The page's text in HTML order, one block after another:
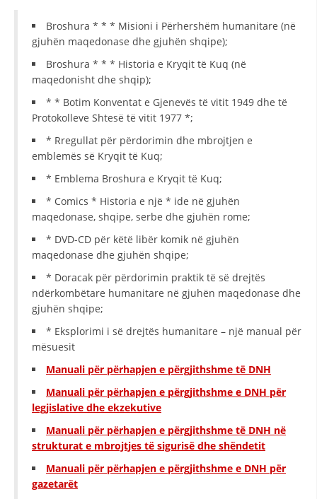
Broshura * * * Misioni i Përhershëm humanitare (në
gjuhën maqedonase dhe gjuhën shqipe);
Broshura * * * Historia e Kryqit të Kuq (në
maqedonisht dhe shqip);
* * Botim Konventat e Gjenevës të vitit 1949 dhe të
Protokolleve Shtesë të vitit 1977 *;
* Rregullat për përdorimin dhe mbrojtjen e
emblemës së Kryqit të Kuq;
* Emblema Broshura e Kryqit të Kuq;
* Comics * Historia e një * ide në gjuhën
maqedonase, shqipe, serbe dhe gjuhën rome;
* DVD-CD për këtë libër komik në gjuhën
maqedonase dhe gjuhën shqipe;
* Doracak për përdorimin praktik të së drejtës
ndërkombëtare humanitare në gjuhën maqedonase dhe
gjuhën shqipe;
* Eksplorimi i së drejtës humanitare – një manual për
mësuesit
Manuali për përhapjen e përgjithshme të DNH
Manuali për përhapjen e përgjithshme e DNH për
legjislative dhe ekzekutive
Manuali për përhapjen e përgjithshme të DNH në
strukturat e mbrojtjes të sigurisë dhe shëndetit
Manuali për përhapjen e përgjithshme e DNH për
gazetarët